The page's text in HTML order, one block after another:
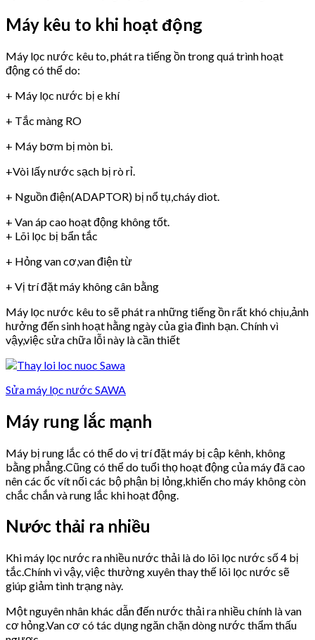
Máy kêu to khi hoạt động
Máy lọc nước kêu to, phát ra tiếng ồn trong quá trình hoạt
động có thể do:
+ Máy lọc nước bị e khí
+ Tắc màng RO
+ Máy bơm bị mòn bi.
+Vòi lấy nước sạch bị rò rỉ.
+ Nguồn điện(ADAPTOR) bị nổ tụ,cháy diot.
+ Van áp cao hoạt động không tốt.
+ Lõi lọc bị bẩn tắc
+ Hỏng van cơ,van điện từ
+ Vị trí đặt máy không cân bằng
Máy lọc nước kêu to sẽ phát ra những tiếng ồn rất khó chịu,ảnh
hưởng đến sinh hoạt hằng ngày của gia đình bạn. Chính vì
vậy,việc sửa chữa lỗi này là cần thiết
Sửa máy lọc nước SAWA
Máy rung lắc mạnh
Máy bị rung lắc có thể do vị trí đặt máy bị cập kênh, không
bằng phẳng.Cũng có thể do tuổi thọ hoạt động của máy đã cao
nên các ốc vít nối các bộ phận bị lỏng,khiến cho máy không còn
chắc chắn và rung lắc khi hoạt động.
Nước thải ra nhiều
Khi máy lọc nước ra nhiều nước thải là do lõi lọc nước số 4 bị
tắc.Chính vì vậy, việc thường xuyên thay thế lõi lọc nước sẽ
giúp giảm tình trạng này.
Một nguyên nhân khác dẫn đến nước thải ra nhiều chính là van
cơ hỏng.Van cơ có tác dụng ngăn chặn dòng nước thẩm thấu